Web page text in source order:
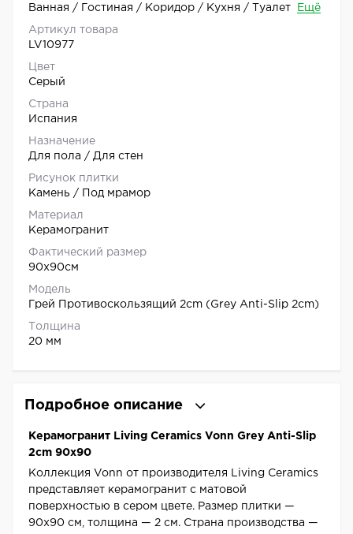
Ванная / Гостиная / Коридор / Кухня / Туалет
Ещё
Артикул товара
LV10977
Цвет
Серый
Страна
Испания
Назначение
Для пола / Для стен
Рисунок плитки
Камень / Под мрамор
Материал
Керамогранит
Фактический размер
90x90см
Модель
Грей Противоскользящий 2cm (Grey Anti-Slip 2cm)
Толщина
20 мм
Подробное описание
Керамогранит Living Ceramics Vonn Grey Anti-Slip
2cm 90x90
Коллекция Vonn от производителя Living Ceramics
представляет керамогранит с матовой
поверхностью в сером цвете. Размер плитки —
90x90 см, толщина — 2 см. Страна производства —